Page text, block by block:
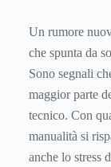
Un rumore
che spunta da
Sono segnali
maggior parte
tecnico. Con
manualità si
anche lo stress